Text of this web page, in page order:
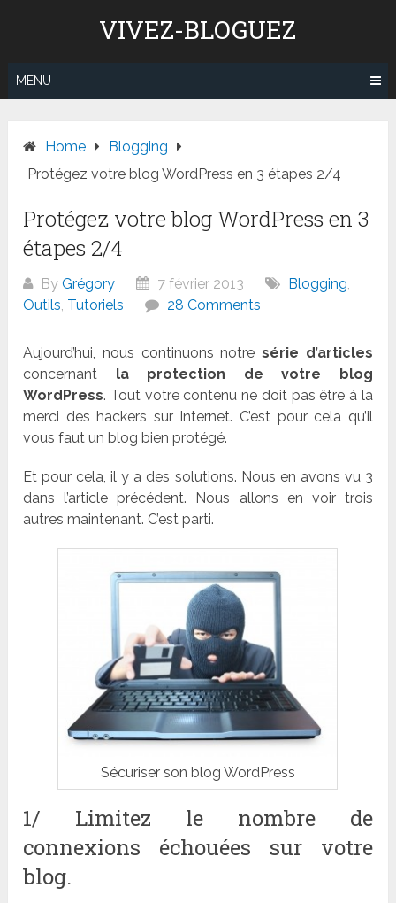
VIVEZ-BLOGUEZ
MENU
Home
Blogging
Protégez votre blog WordPress en 3 étapes 2/4
Protégez votre blog WordPress en 3
étapes 2/4
ByGrégory 7 février 2013 Blogging,
Outils, Tutoriels 28 Comments
Aujourd’hui, nous continuons notre série d’articles
concernant la protection de votre blog
WordPress. Tout votre contenu ne doit pas être à la
merci des hackers sur Internet. C’est pour cela qu’il
vous faut un blog bien protégé.
Et pour cela, il y a des solutions. Nous en avons vu 3
dans l’article précédent. Nous allons en voir trois
autres maintenant. C’est parti.
Sécuriser son blog WordPress
1/ Limitez le nombre de
connexions échouées sur votre
blog.